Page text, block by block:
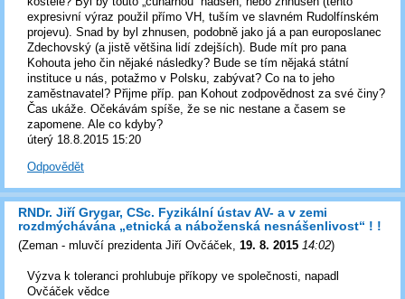
expresivní výraz použil přímo VH, tuším ve slavném Rudolfínském
projevu). Snad by byl zhnusen, podobně jako já a pan europoslanec
Zdechovský (a jistě většina lidí zdejších). Bude mít pro pana
Kohouta jeho čin nějaké následky? Bude se tím nějaká státní
instituce u nás, potažmo v Polsku, zabývat? Co na to jeho
zaměstnavatel? Přijme příp. pan Kohout zodpovědnost za své činy?
Čas ukáže. Očekávám spíše, že se nic nestane a časem se
zapomene. Ale co kdyby?
úterý 18.8.2015 15:20
Odpovědět
RNDr. Jiří Grygar, CSc. Fyzikální ústav AV- a v zemi
rozdmýchávána „etnická a náboženská nesnášenlivost“ ! !
(Zeman - mluvčí prezidenta Jiří Ovčáček 19. 8. 2015 14:02)
Výzva k toleranci prohlubuje příkopy ve společnosti, napadl
Ovčáček vědce